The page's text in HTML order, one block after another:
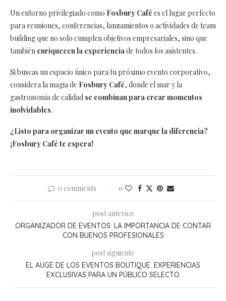
Un entorno privilegiado como Fosbury Café es el lugar perfecto
para reuniones, conferencias, lanzamientos o actividades de team
building que no solo cumplen objetivos empresariales, sino que
también enriquecen la experienciade todos los asistentes.
Si buscas un espacio único para tu próximo evento corporativo,
considera la magia de Fosbury Café, donde el mar y la
gastronomía de calidad se combinan para crear momentos
inolvidables.
¿Listo para organizar un evento que marque la diferencia?
¡Fosbury Café te espera!
0 comments 0
post anterior
ORGANIZADOR DE EVENTOS: LA IMPORTANCIA DE CONTAR
CON BUENOS PROFESIONALES
post siguiente
EL AUGE DE LOS EVENTOS BOUTIQUE: EXPERIENCIAS
EXCLUSIVAS PARA UN PÚBLICO SELECTO